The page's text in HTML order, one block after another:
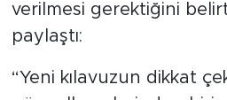
verilmesi gerektiğini
paylaştı:
“Yeni kılavuzun dikkat